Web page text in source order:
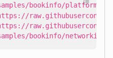
bookinfo/networking/